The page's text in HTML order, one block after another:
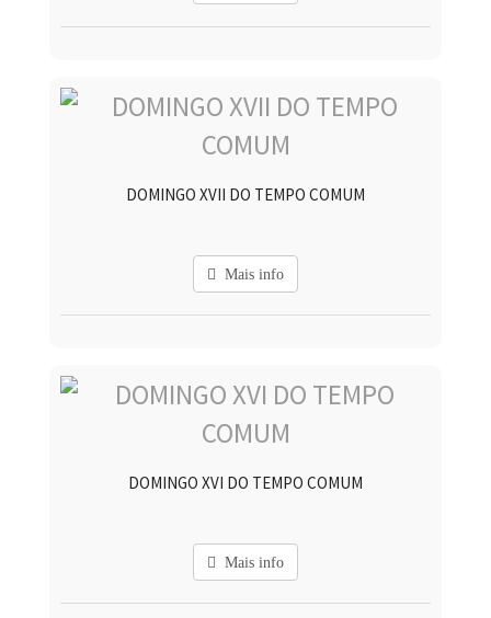
DOMINGO XVII DO TEMPO COMUM
Mais info
DOMINGO XVI DO TEMPO COMUM
Mais info